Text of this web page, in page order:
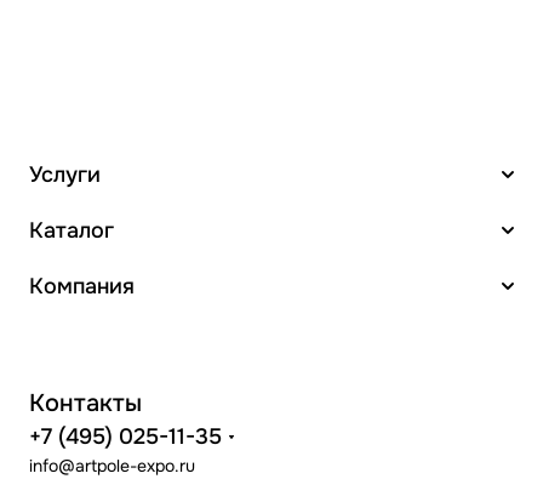
Услуги
Каталог
Компания
Контакты
+7 (495) 025-11-35
info@artpole-expo.ru